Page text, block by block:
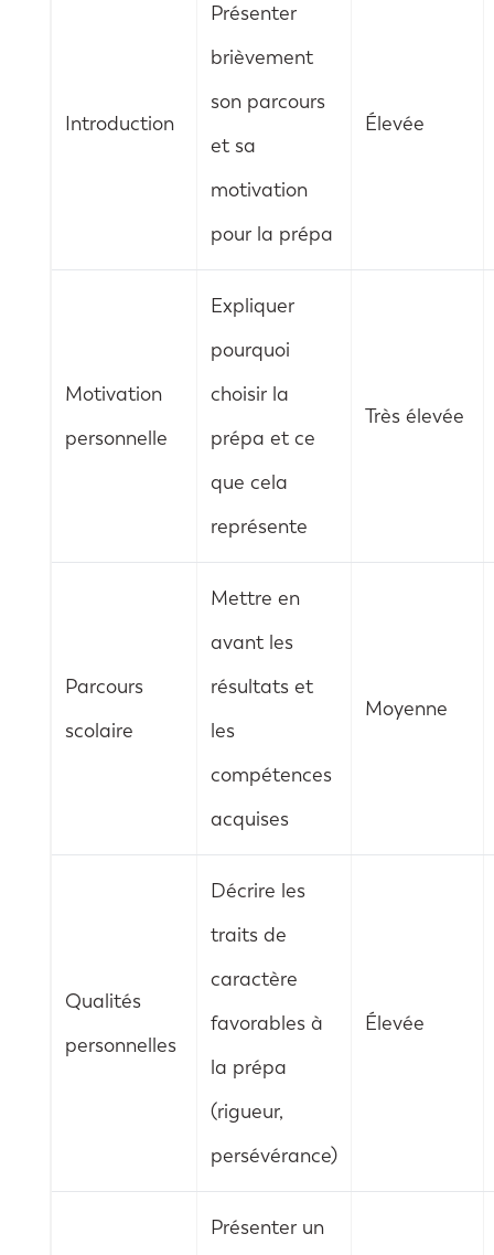
Introduction
Présenter
brièvement
son parcours
et sa
motivation
pour la prépa
Élevée
Motivation
personnelle
Expliquer
pourquoi
choisir la
prépa et ce
que cela
représente
Très élevée
Parcours
scolaire
Mettre en
avant les
résultats et
les
compétences
acquises
Moyenne
Qualités
personnelles
Décrire les
traits de
caractère
favorables à
la prépa
(rigueur,
persévérance)
Élevée
Présenter un